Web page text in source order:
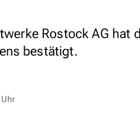
Rostock AG hat
bestätigt.